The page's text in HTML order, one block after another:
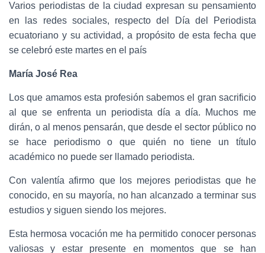
Varios periodistas de la ciudad expresan su pensamiento
en las redes sociales, respecto del Día del Periodista
ecuatoriano y su actividad, a propósito de esta fecha que
se celebró este martes en el país
María José Rea
Los que amamos esta profesión sabemos el gran sacrificio
al que se enfrenta un periodista día a día. Muchos me
dirán, o al menos pensarán, que desde el sector público no
se hace periodismo o que quién no tiene un título
académico no puede ser llamado periodista.
Con valentía afirmo que los mejores periodistas que he
conocido, en su mayoría, no han alcanzado a terminar sus
estudios y siguen siendo los mejores.
Esta hermosa vocación me ha permitido conocer personas
valiosas y estar presente en momentos que se han